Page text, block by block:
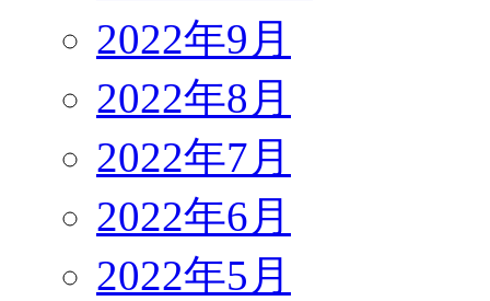
2022年9月
2022年8月
2022年7月
2022年6月
2022年5月